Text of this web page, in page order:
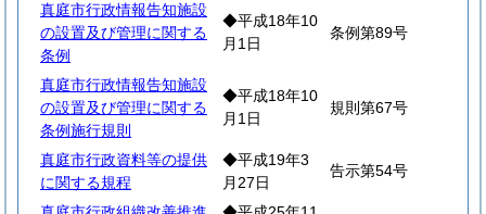
真庭市行政情報告知施設
の設置及び管理に関する
条例
◆平成18年10
月1日
条例第89号
真庭市行政情報告知施設
の設置及び管理に関する
条例施行規則
◆平成18年10
月1日
規則第67号
真庭市行政資料等の提供
に関する規程
◆平成19年3
月27日
告示第54号